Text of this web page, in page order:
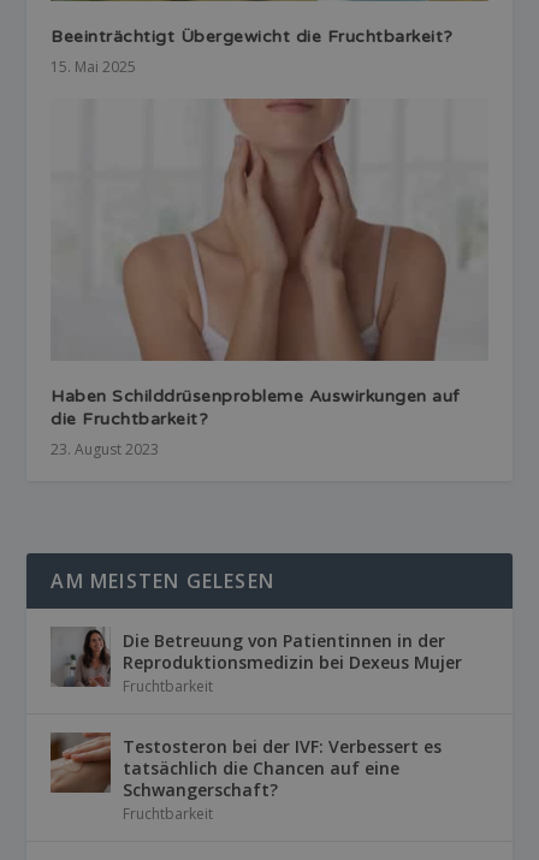
Beeinträchtigt Übergewicht die Fruchtbarkeit?
15. Mai 2025
Haben Schilddrüsenprobleme Auswirkungen auf
die Fruchtbarkeit?
23. August 2023
AM MEISTEN GELESEN
Die Betreuung von Patientinnen in der
Reproduktionsmedizin bei Dexeus Mujer
Fruchtbarkeit
Testosteron bei der IVF: Verbessert es
tatsächlich die Chancen auf eine
Schwangerschaft?
Fruchtbarkeit